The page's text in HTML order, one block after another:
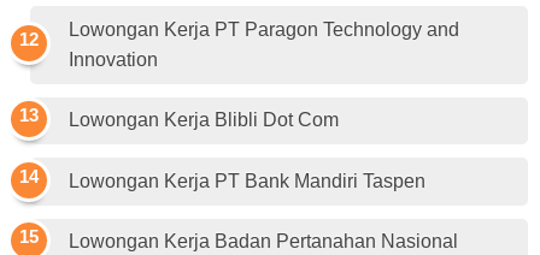
Lowongan Kerja PT Paragon Technology and
Innovation
Lowongan Kerja Blibli Dot Com
Lowongan Kerja PT Bank Mandiri Taspen
Lowongan Kerja Badan Pertanahan Nasional